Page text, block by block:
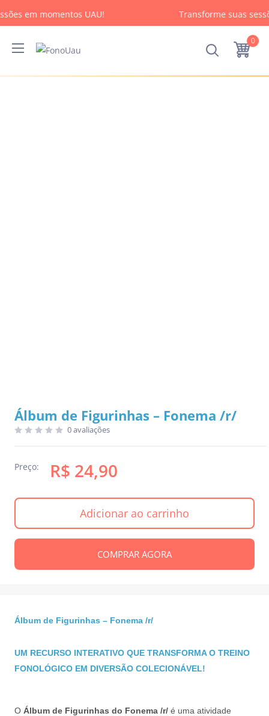
em momentos UAU! Transforme suas
0
Álbum de Figurinhas – Fonema /r/
0 avaliações
Preço: R$ 24,90
Adicionar ao carrinho
COMPRAR AGORA
Álbum de Figurinhas – Fonema /r/
UM RECURSO INTERATIVO QUE TRANSFORMA O TREINO
FONOLÓGICO EM DIVERSÃO COLECIONÁVEL!
O Álbum de Figurinhas do Fonema /r/ é uma atividade